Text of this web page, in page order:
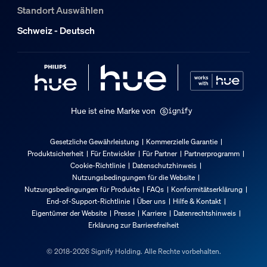
Standort Auswählen
Schweiz - Deutsch
Hue ist eine Marke von
Gesetzliche Gewährleistung
Kommerzielle Garantie
Produktsicherheit
Für Entwickler Für Partner
Partnerprogramm
Cookie-Richtlinie
Datenschutzhinweis
Nutzungsbedingungen für die Website
Nutzungsbedingungen für Produkte
FAQs
Konformitätserklärung
End-of-Support-Richtlinie
Über uns
Hilfe & Kontakt
Eigentümer der Website
Presse Karriere
Datenrechtshinweis
Erklärung zur Barrierefreiheit
© 2018-2026 Signify Holding. Alle Rechte vorbehalten.